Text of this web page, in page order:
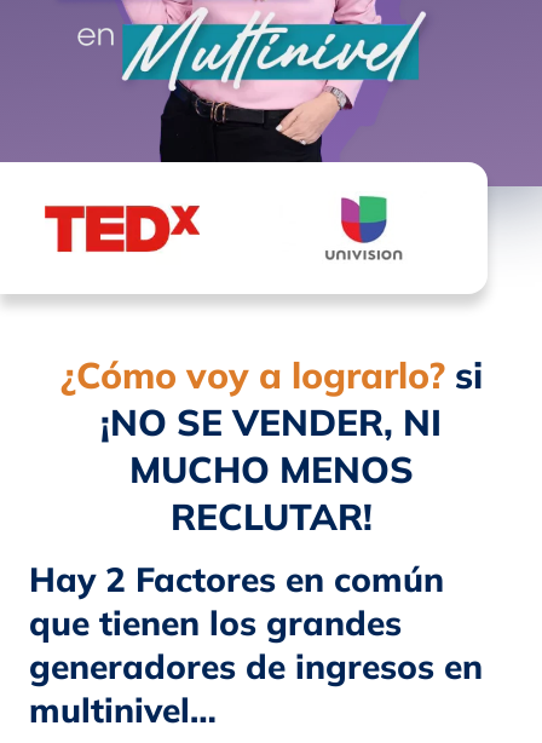
¿Cómo voy a lograrlo?si
¡NO SE VENDER, NI
MUCHO MENOS
RECLUTAR!
Hay 2 Factores en común
que tienen los grandes
generadores de ingresos en
multinivel…